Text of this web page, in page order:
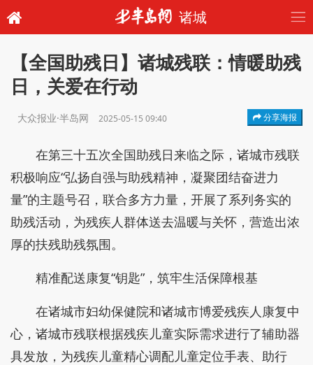
诸城
【全国助残日】诸城残联：情暖助残
日，关爱在行动
大众报业·半岛网 2025-05-15 09:40 分享海报
在第三十五次全国助残日来临之际，诸城市残联
积极响应“弘扬自强与助残精神，凝聚团结奋进力
量”的主题号召，联合多方力量，开展了系列务实的
助残活动，为残疾人群体送去温暖与关怀，营造出浓
厚的扶残助残氛围。
精准配送康复“钥匙”，筑牢生活保障根基
在诸城市妇幼保健院和诸城市博爱残疾人康复中
心，诸城市残联根据残疾儿童实际需求进行了辅助器
具发放，为残疾儿童精心调配儿童定位手表、助行